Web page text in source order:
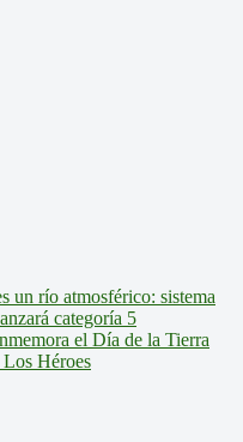
un río atmosférico: sistema
categoría 5
el Día de la Tierra
Héroes